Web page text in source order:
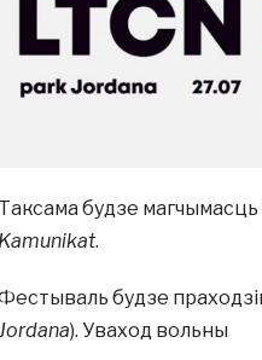
Таксама будзе
Kamunikat.
будзе
). Уваход вольны